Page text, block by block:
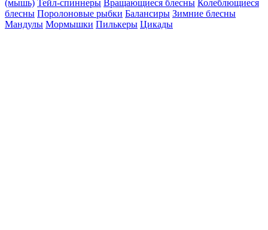
(мышь) Тейл-спиннеры Вращающиеся блесны Колеблющиеся
блесны Поролоновые рыбки Балансиры Зимние блесны
Мандулы Мормышки Пилькеры Цикады